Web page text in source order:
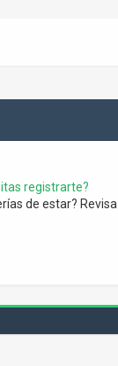
registrarte?
de estar?